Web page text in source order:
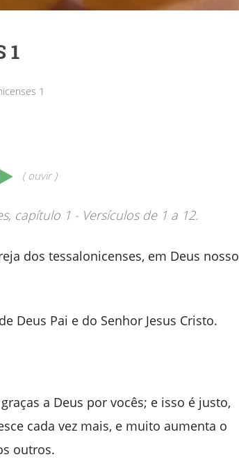
1
1
( ouvir )
capítulo 1 - Versículos de 1 a 12.
dos tessalonicenses, em Deus nosso
Deus Pai e do Senhor Jesus Cristo.
a Deus por vocês; e isso é justo,
cada vez mais, e muito aumenta o
outros.